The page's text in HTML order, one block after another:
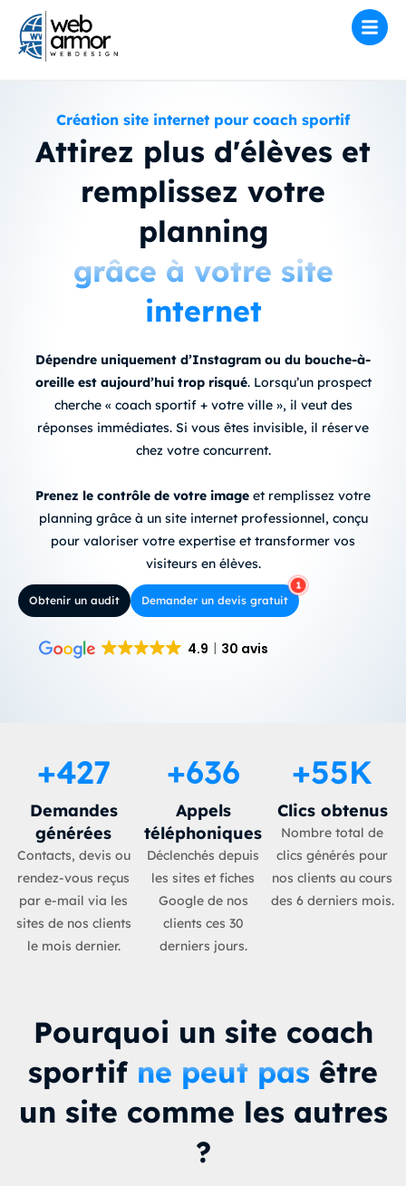
Création site internet pour coach sportif
Attirez plus d'élèves et
remplissez votre
planning
grâce à votre site
internet
Dépendre uniquement d’Instagram ou du bouche-à-
oreille est aujourd’hui trop risqué. Lorsqu’un prospect
cherche « coach sportif + votre ville », il veut des
réponses immédiates. Si vous êtes invisible, il réserve
chez votre concurrent.
Prenez le contrôle de votre image et remplissez votre
planning grâce à un site internet professionnel, conçu
pour valoriser votre expertise et transformer vos
visiteurs en élèves.
Obtenir un audit Demander un devis gratuit
4.9 30 avis
+427
Demandes
générées
Contacts, devis ou
rendez-vous reçus
par e-mail via les
sites de nos clients
le mois dernier.
+636
Appels
téléphoniques
Déclenchés depuis
les sites et fiches
Google de nos
clients ces 30
derniers jours.
+55K
Clics obtenus
Nombre total de
clics générés pour
nos clients au cours
des 6 derniers mois.
Pourquoi un site coach
sportif ne peut pas être
un site comme les autres
?